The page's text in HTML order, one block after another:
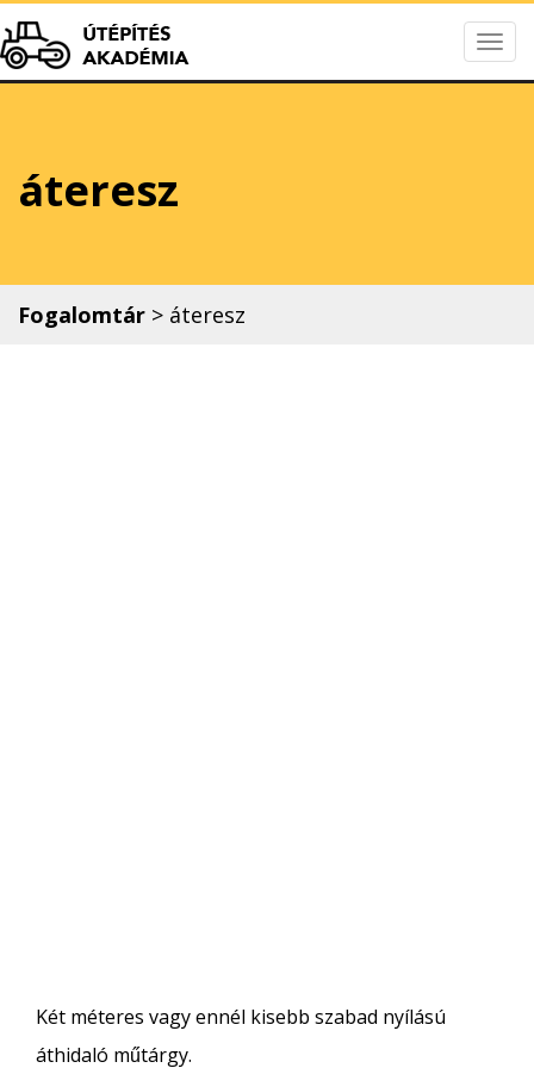
Útépítés
áteresz
Fogalomtár > áteresz
Két méteres vagy ennél kisebb szabad nyílású
áthidaló műtárgy.